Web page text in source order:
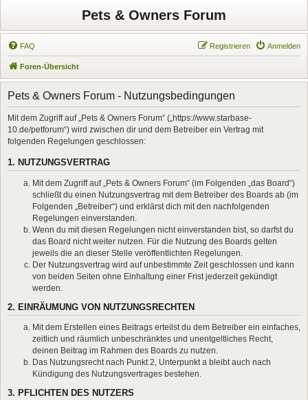
Pets & Owners Forum
FAQ Anmelden
Registrieren
Foren-Übersicht
Pets & Owners Forum - Nutzungsbedingungen
Mit dem Zugriff auf „Pets & Owners Forum“ („https://www.starbase-
10.de/petforum“) wird zwischen dir und dem Betreiber ein Vertrag mit
folgenden Regelungen geschlossen:
1. NUTZUNGSVERTRAG
Mit dem Zugriff auf „Pets & Owners Forum“ (im Folgenden „das Board“)
schließt du einen Nutzungsvertrag mit dem Betreiber des Boards ab (im
Folgenden „Betreiber“) und erklärst dich mit den nachfolgenden
Regelungen einverstanden.
Wenn du mit diesen Regelungen nicht einverstanden bist, so darfst du
das Board nicht weiter nutzen. Für die Nutzung des Boards gelten
jeweils die an dieser Stelle veröffentlichten Regelungen.
Der Nutzungsvertrag wird auf unbestimmte Zeit geschlossen und kann
von beiden Seiten ohne Einhaltung einer Frist jederzeit gekündigt
werden.
2. EINRÄUMUNG VON NUTZUNGSRECHTEN
Mit dem Erstellen eines Beitrags erteilst du dem Betreiber ein einfaches,
zeitlich und räumlich unbeschränktes und unentgeltliches Recht,
deinen Beitrag im Rahmen des Boards zu nutzen.
Das Nutzungsrecht nach Punkt 2, Unterpunkt a bleibt auch nach
Kündigung des Nutzungsvertrages bestehen.
3. PFLICHTEN DES NUTZERS